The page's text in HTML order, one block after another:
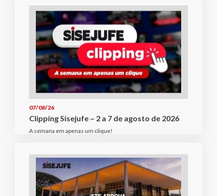
07/08/26
Clipping Sisejufe – 2 a 7 de agosto de 2026
A semana em apenas um clique!